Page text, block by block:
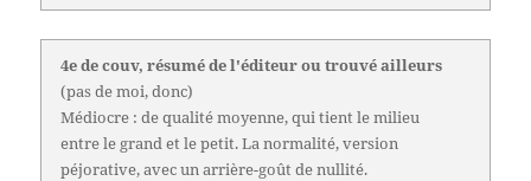
4e de couv, résumé de l'éditeur ou trouvé ailleurs
(pas de moi, donc)
Médiocre : de qualité moyenne, qui tient le milieu
entre le grand et le petit. La normalité, version
péjorative, avec un arrière-goût de nullité.